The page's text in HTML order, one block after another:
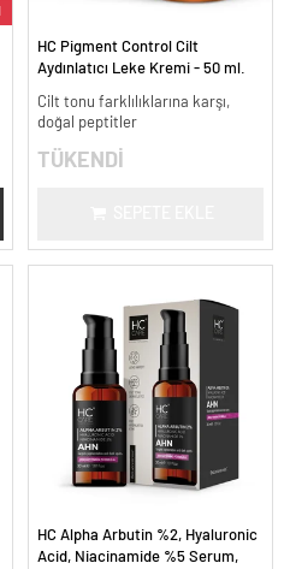
HC Pigment Control Cilt
Aydınlatıcı Leke Kremi - 50 ml.
Cilt tonu farklılıklarına karşı,
doğal peptitler
TÜKENDİ
HC Alpha Arbutin %2, Hyaluronic
Acid, Niacinamide %5 Serum,